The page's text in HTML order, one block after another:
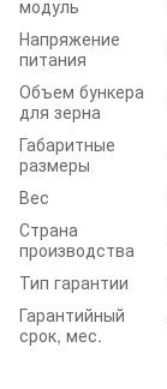
модуль
Напряжение
питания
Объем бункера
для зерна
Габаритные
размеры
Вес
Страна
производства
Тип гарантии
Гарантийный
срок, мес.